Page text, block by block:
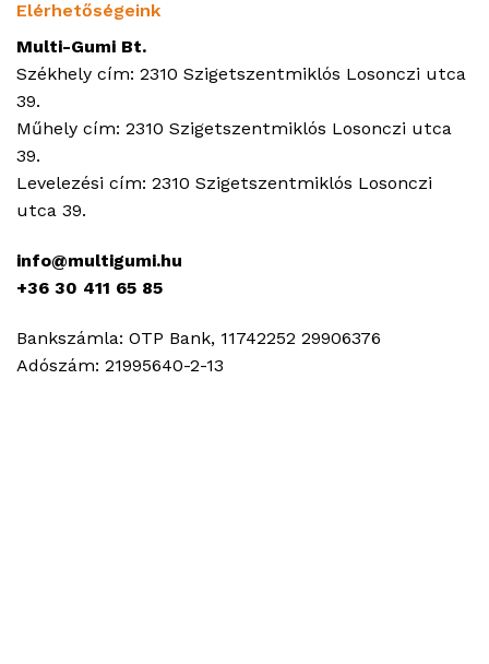
Elérhetőségeink
Multi-Gumi Bt.
Székhely cím: 2310 Szigetszentmiklós Losonczi utca
39.
Műhely cím: 2310 Szigetszentmiklós Losonczi utca
39.
Levelezési cím: 2310 Szigetszentmiklós Losonczi
utca 39.
info@multigumi.hu
+36 30 411 65 85
Bankszámla: OTP Bank, 11742252 29906376
Adószám: 21995640-2-13